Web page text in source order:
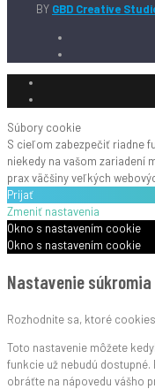
BY GBD Creative
Súbory cookie
S cieľom zabezpečiť riadne
niekedy na vašom zariadení
prax väčšiny veľkých
Prijať
Zmeniť nastavenia
Okno s nastavením cookie
Okno s nastavením cookie
Nastavenie súkromia
Rozhodnite sa, ktoré
Toto nastavenie môžete
funkcie už nebudú
obráťte na nápovedu vášho